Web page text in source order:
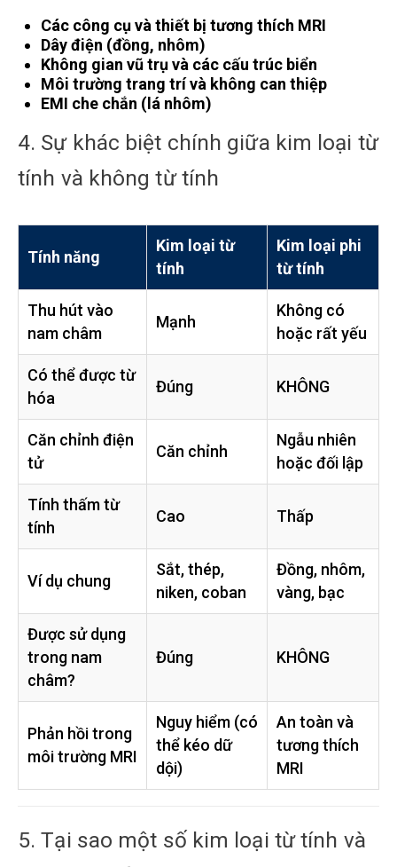
Các công cụ và thiết bị tương thích MRI
Dây điện (đồng, nhôm)
Không gian vũ trụ và các cấu trúc biển
Môi trường trang trí và không can thiệp
EMI che chắn (lá nhôm)
4. Sự khác biệt chính giữa kim loại từ
tính và không từ tính
Tính năng
Kim loại từ
tính
Kim loại phi
từ tính
Thu hút vào
nam châm
Mạnh
Không có
hoặc rất yếu
Có thể được từ
hóa
Đúng KHÔNG
Căn chỉnh điện
tử
Căn chỉnh
Ngẫu nhiên
hoặc đối lập
Tính thấm từ
tính
Cao Thấp
Ví dụ chung
Sắt, thép,
niken, coban
Đồng, nhôm,
vàng, bạc
Được sử dụng
trong nam
châm?
Đúng KHÔNG
Phản hồi trong
môi trường MRI
Nguy hiểm (có
thể kéo dữ
dội)
An toàn và
tương thích
MRI
5. Tại sao một số kim loại từ tính và